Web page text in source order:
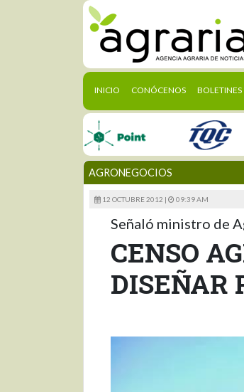
INICIO (CURRENT)
CONÓCENOS BOLETINES
AGRONEGOCIOS
12 OCTUBRE 2012 | 09:39 AM
Señaló ministro de
CENSO
DISEÑAR